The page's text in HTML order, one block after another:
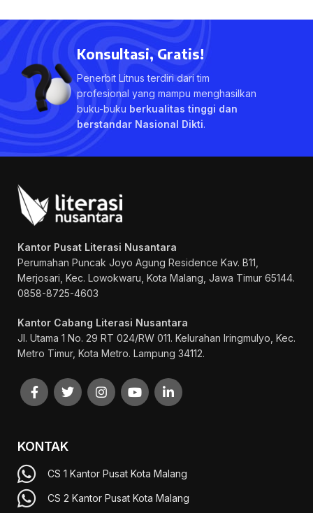
Konsultasi, Gratis!
Penerbit Litnus terdiri dari tim
profesional yang mampu menghasilkan
buku-buku berkualitas tinggi dan
berstandar Nasional Dikti.
Kantor Pusat Literasi Nusantara
Perumahan Puncak Joyo Agung Residence Kav. B11,
Merjosari, Kec. Lowokwaru, Kota Malang, Jawa Timur 65144.
0858-8725-4603
Kantor Cabang Literasi Nusantara
Jl. Utama 1 No. 29 RT 024/RW 011. Kelurahan Iringmulyo, Kec.
Metro Timur, Kota Metro. Lampung 34112.
KONTAK
CS 1 Kantor Pusat Kota Malang
CS 2 Kantor Pusat Kota Malang